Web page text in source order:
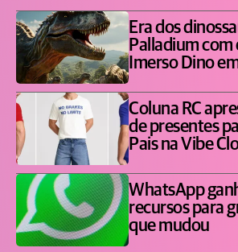
Era dos
Palladium com
Imerso Dino
Coluna RC
de presentes
Pais na Vibe
WhatsApp
recursos para
que mudou